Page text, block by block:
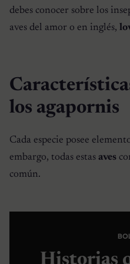
debes conocer sobre los
aves del amor o en inglés,
los agapornis
Cada especie posee
embargo, todas estas aves
común.
Historias